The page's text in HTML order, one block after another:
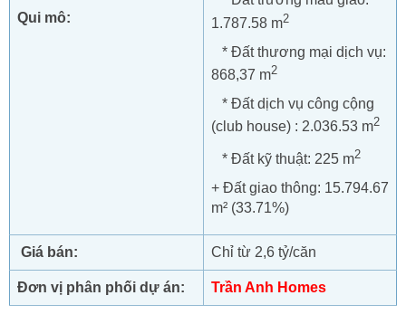
Qui mô:
1.787.58 m2
* Đất thương mại dịch vụ:
868,37 m2
* Đất dịch vụ công cộng
(club house) : 2.036.53 m2
* Đất kỹ thuật: 225 m2
+ Đất giao thông: 15.794.67
m² (33.71%)
Giá bán: Chỉ từ 2,6 tỷ/căn
Đơn vị phân phối dự án: Trần Anh Homes